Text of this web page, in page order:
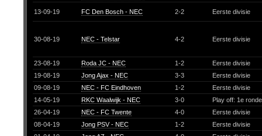
13-09-19 FC Den Bosch - NEC 2-2 Eerste divisie
30-08-19 NEC - Telstar 4-2 Eerste divisie
23-08-19 Roda JC - NEC 1-2
Eerste divisie
19-08-19
Jong Ajax - NEC 3-3
Eerste divisie
09-08-19
NEC - FC Eindhoven 1-2
Eerste divisie
14-05-19
RKC Waalwijk - NEC 3-0
Play off: 1e
26-04-19
NEC - FC Twente 4-0
Eerste divisie
08-04-19
Jong PSV - NEC 1-2
Eerste divisie